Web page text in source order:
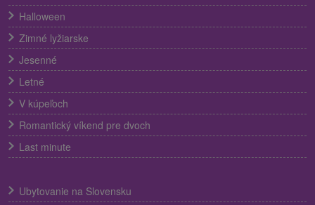
Halloween
Zimné lyžiarske
Jesenné
Letné
V kúpeľoch
Romantický víkend pre dvoch
Last minute
Ubytovanie na Slovensku